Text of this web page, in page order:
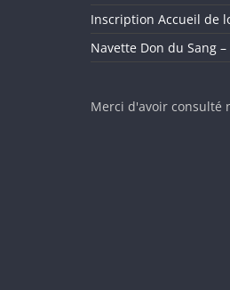
Inscription Accueil de
Navette Don du Sang
Merci d'avoir consulté